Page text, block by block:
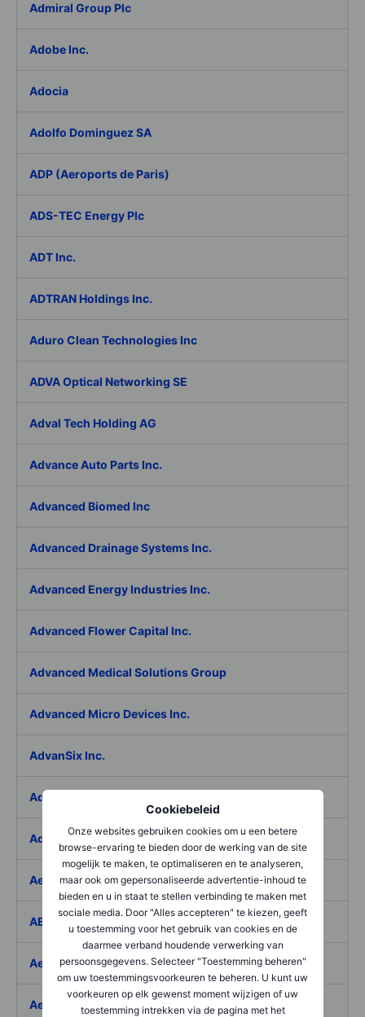
Cookiebeleid
Onze websites gebruiken cookies om u een betere
browse-ervaring te bieden door de werking van de site
mogelijk te maken, te optimaliseren en te analyseren,
maar ook om gepersonaliseerde advertentie-inhoud te
bieden en u in staat te stellen verbinding te maken met
sociale media. Door "Alles accepteren" te kiezen, geeft
u toestemming voor het gebruik van cookies en de
daarmee verband houdende verwerking van
persoonsgegevens. Selecteer "Toestemming beheren"
om uw toestemmingsvoorkeuren te beheren. U kunt uw
voorkeuren op elk gewenst moment wijzigen of uw
toestemming intrekken via de pagina met het
Admiral Group Plc
Adobe Inc.
Adocia
Adolfo Dominguez SA
ADP (Aeroports de Paris)
ADS-TEC Energy Plc
ADT Inc.
ADTRAN Holdings Inc.
Aduro Clean Technologies Inc
ADVA Optical Networking SE
Adval Tech Holding AG
Advance Auto Parts Inc.
Advanced Biomed Inc
Advanced Drainage Systems Inc.
Advanced Energy Industries Inc.
Advanced Flower Capital Inc.
Advanced Medical Solutions Group
Advanced Micro Devices Inc.
AdvanSix Inc.
Advantage Solutions Inc.
Adyen NV
Aebi Schmidt Holding AG
AECOM
Aedes SpA
Aedifica SICAFI SA